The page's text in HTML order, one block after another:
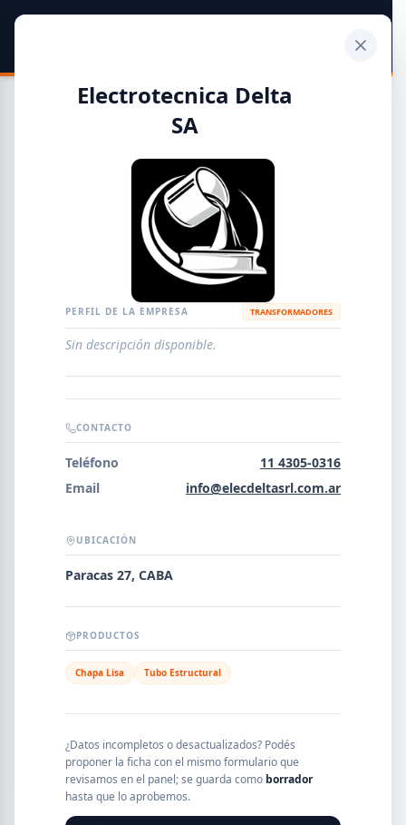
Guía de Empresas Metalúrgicas y Siderúrgicas
METALÚRGICAS
EMPRESAS AGREGAR EMPRESA 0RESULTADOS
NOMBRE
SEGMENTO
Electrotecnica Delta
SA
PERFIL DE LA EMPRESA TRANSFORMADORES
Sin descripción disponible.
CONTACTO
Teléfono
11 4305-0316
Email
info@elecdeltasrl.com.ar
UBICACIÓN
Paracas 27, CABA
PRODUCTOS
Chapa Lisa Tubo Estructural
¿Datos incompletos o desactualizados? Podés
proponer la ficha con el mismo formulario que
revisamos en el panel; se guarda como borrador
hasta que lo aprobemos.